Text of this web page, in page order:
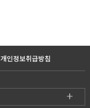
개인정보취급방침